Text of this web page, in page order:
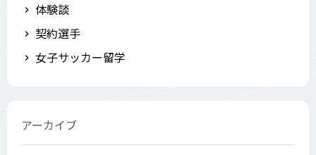
体験談
契約選手
女子サッカー留学
アーカイブ